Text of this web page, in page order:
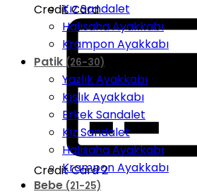
Credit Card
Credit Card 2
Kız Sandalet
Halısaha Ayakkabı
Krampon Ayakkabı
Patik (26-30)
Yazlık Ayakkabı
Kışlık Ayakkabı
Erkek Sandalet
Kız Sandalet
Halısaha Ayakkabı
Krampon Ayakkabı
Bebe (21-25)